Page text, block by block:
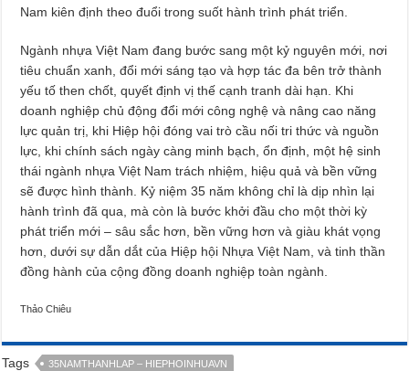
Nam kiên định theo đuổi trong suốt hành trình phát triển.
Ngành nhựa Việt Nam đang bước sang một kỷ nguyên mới, nơi
tiêu chuẩn xanh, đổi mới sáng tạo và hợp tác đa bên trở thành
yếu tố then chốt, quyết định vị thế cạnh tranh dài hạn. Khi
doanh nghiệp chủ động đổi mới công nghệ và nâng cao năng
lực quản trị, khi Hiệp hội đóng vai trò cầu nối tri thức và nguồn
lực, khi chính sách ngày càng minh bạch, ổn định, một hệ sinh
thái ngành nhựa Việt Nam trách nhiệm, hiệu quả và bền vững
sẽ được hình thành. Kỷ niệm 35 năm không chỉ là dịp nhìn lại
hành trình đã qua, mà còn là bước khởi đầu cho một thời kỳ
phát triển mới – sâu sắc hơn, bền vững hơn và giàu khát vọng
hơn, dưới sự dẫn dắt của Hiệp hội Nhựa Việt Nam, và tinh thần
đồng hành của cộng đồng doanh nghiệp toàn ngành.
Thảo Chiêu
Tags 35NAMTHANHLAP – HIEPHOINHUAVN